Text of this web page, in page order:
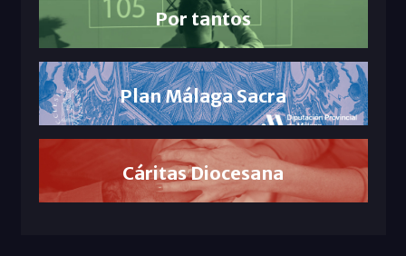
Por tantos
Plan Málaga Sacra
Cáritas Diocesana